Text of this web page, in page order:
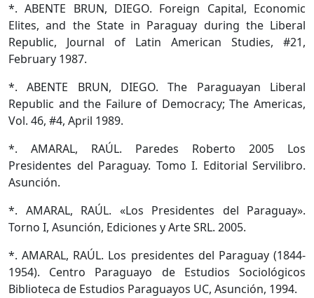
*. ABENTE BRUN, DIEGO. Foreign Capital, Economic
Elites, and the State in Paraguay during the Liberal
Republic, Journal of Latin American Studies, #21,
February 1987.
*. ABENTE BRUN, DIEGO. The Paraguayan Liberal
Republic and the Failure of Democracy; The Americas,
Vol. 46, #4, April 1989.
*. AMARAL, RAÚL. Paredes Roberto 2005 Los
Presidentes del Paraguay. Tomo I. Editorial Servilibro.
Asunción.
*. AMARAL, RAÚL. «Los Presidentes del Paraguay».
Torno I, Asunción, Ediciones y Arte SRL. 2005.
*. AMARAL, RAÚL. Los presidentes del Paraguay (1844-
1954). Centro Paraguayo de Estudios Sociológicos
Biblioteca de Estudios Paraguayos UC, Asunción, 1994.